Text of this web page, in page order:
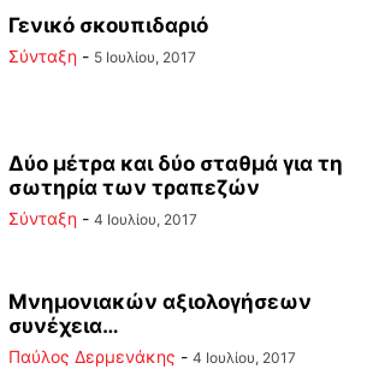
Γενικό σκουπιδαριό
Σύνταξη - 5 Ιουλίου, 2017
Δύο μέτρα και δύο σταθμά για τη
σωτηρία των τραπεζών
Σύνταξη - 4 Ιουλίου, 2017
Μνημονιακών αξιολογήσεων
συνέχεια…
Παύλος Δερμενάκης - 4 Ιουλίου, 2017